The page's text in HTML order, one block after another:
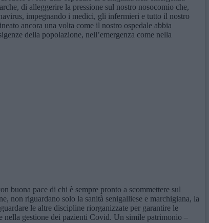
di alleggerire la pressione sul nostro nosocomio che,
impegnando i medici, gli infermieri e tutto il nostro
ancora una volta come il nostro ospedale abbia
della popolazione, nell’emergenza come nella
buona pace di chi è sempre pronto a scommettere sul
non riguardano solo la sanità senigalliese e marchigiana, la
le altre discipline riorganizzate per garantire le
nella gestione dei pazienti Covid. Un simile patrimonio –